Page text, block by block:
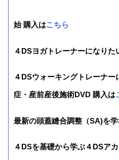
始 購入はこちら
４DSヨガトレーナーになりた
４DSウォーキングトレーナー
症・産前産後施術DVD 購入は
最新の頭蓋縫合調整（SA)を
４DSを基礎から学ぶ４DSア